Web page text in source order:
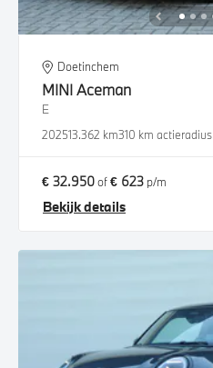
Doetinchem
MINIAceman
E
202513.362 km310 km actieradius
€ 32.950of€ 623 p/m
Bekijk details